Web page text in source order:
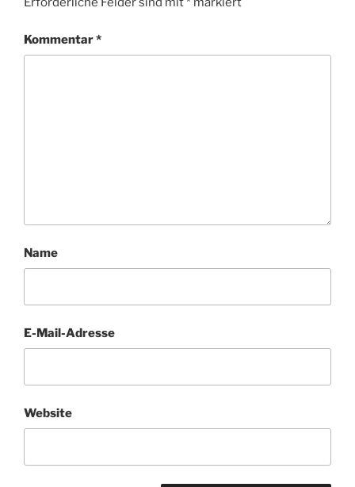
Kommentar*
Name
E-Mail-Adresse
Website